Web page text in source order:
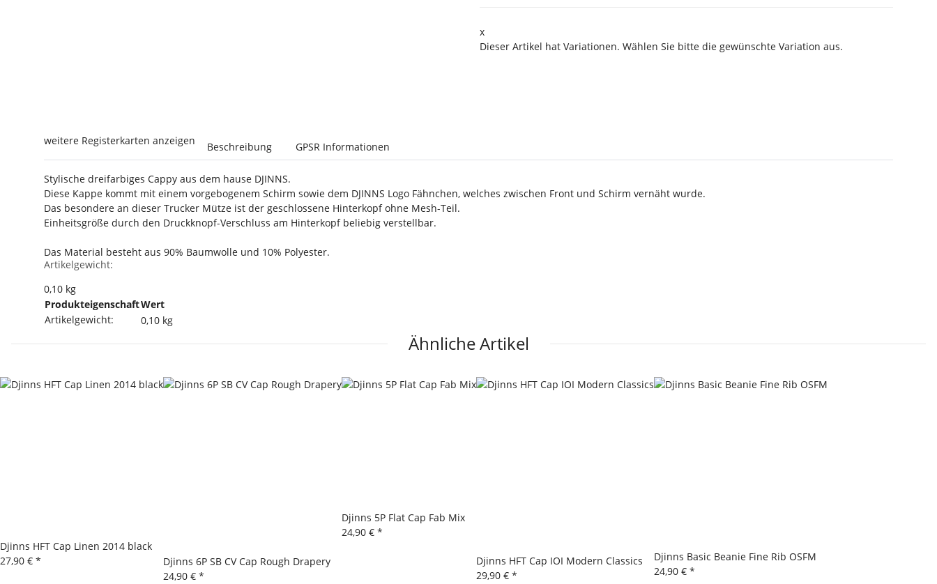
x
Dieser Artikel hat Variationen. Wählen Sie bitte die gewünschte Variation aus.
weitere Registerkarten anzeigen Beschreibung GPSR Informationen
Stylische dreifarbiges Cappy aus dem hause DJINNS.
Diese Kappe kommt mit einem vorgebogenem Schirm sowie dem DJINNS Logo Fähnchen, welches zwischen Front und Schirm vernäht wurde.
Das besondere an dieser Trucker Mütze ist der geschlossene Hinterkopf ohne Mesh-Teil.
Einheitsgröße durch den Druckknopf-Verschluss am Hinterkopf beliebig verstellbar.
Das Material besteht aus 90% Baumwolle und 10% Polyester.
Artikelgewicht:
0,10 kg
ProdukteigenschaftWert
Artikelgewicht:
0,10 kg
Ähnliche Artikel
Djinns HFT Cap Linen 2014 black
27,90 € *
Djinns 6P SB CV Cap Rough Drapery
24,90 € *
Djinns 5P Flat Cap Fab Mix
24,90 € *
Djinns HFT Cap IOI Modern Classics
29,90 € *
Djinns Basic Beanie Fine Rib OSFM
24,90 € *